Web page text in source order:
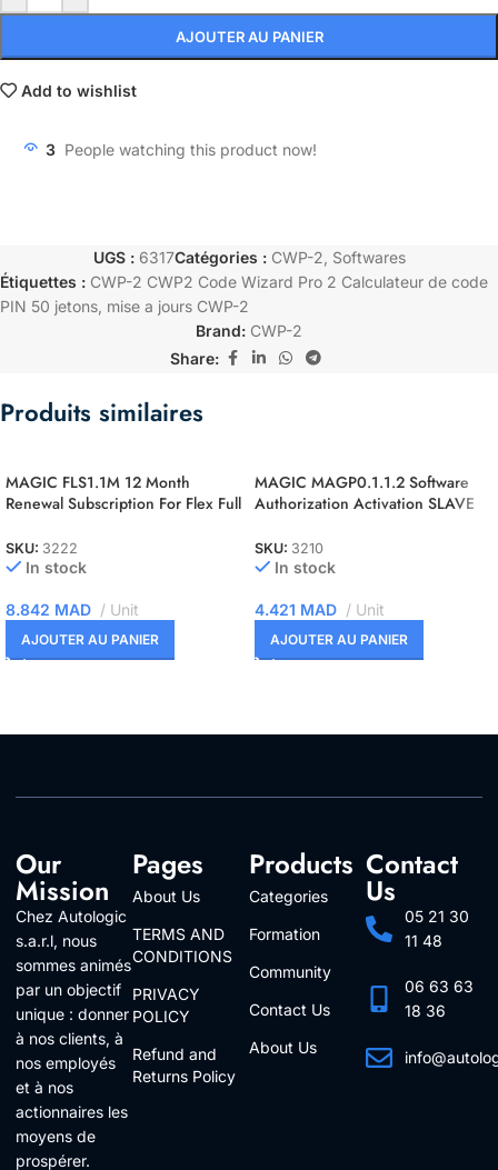
AJOUTER AU PANIER
Add to wishlist
3 People watching this product now!
UGS : 6317Catégories : CWP-2 Softwares
Étiquettes : CWP-2 CWP2 Code Wizard Pro 2 Calculateur de code
PIN 50 jetons mise a jours CWP-2
Brand: CWP-2
Share:
Produits similaires
MAGIC FLS1.1M 12 Month
Renewal Subscription For Flex Full
SKU: 3222
In stock
8.842 MAD Unit
AJOUTER AU PANIER
MAGIC MAGP0.1.1.2 Software
Authorization Activation SLAVE
MASTER account
SKU: 3210
In stock
4.421 MAD Unit
AJOUTER AU PANIER
Our
Mission
Chez Autologic
s.a.r.l, nous
sommes animés
par un objectif
unique : donner
à nos clients, à
nos employés
et à nos
actionnaires les
moyens de
prospérer.
Pages
About Us
TERMS AND
CONDITIONS
PRIVACY
POLICY
Refund and
Returns Policy
Products
Categories
Formation
Community
Contact Us
About Us
Contact
Us
05 21 30
11 48
06 63 63
18 36